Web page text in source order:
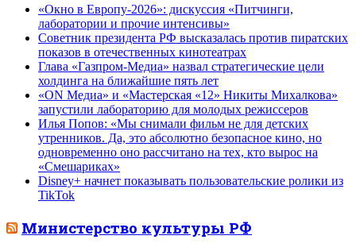
«Окно в Европу-2026»: дискуссия «Питчинги,
лаборатории и прочие интенсивы»
Советник президента РФ высказалась против пиратских
показов в отечественных кинотеатрах
Глава «Газпром-Медиа» назвал стратегические цели
холдинга на ближайшие пять лет
«ON Медиа» и «Мастерская «12» Никиты Михалкова»
запустили лабораторию для молодых режиссеров
Илья Попов: «Мы снимали фильм не для детских
утренников. Да, это абсолютно безопасное кино, но
одновременно оно рассчитано на тех, кто вырос на
«Смешариках»
Disney+ начнет показывать пользовательские ролики из
TikTok
Министерство культуры РФ